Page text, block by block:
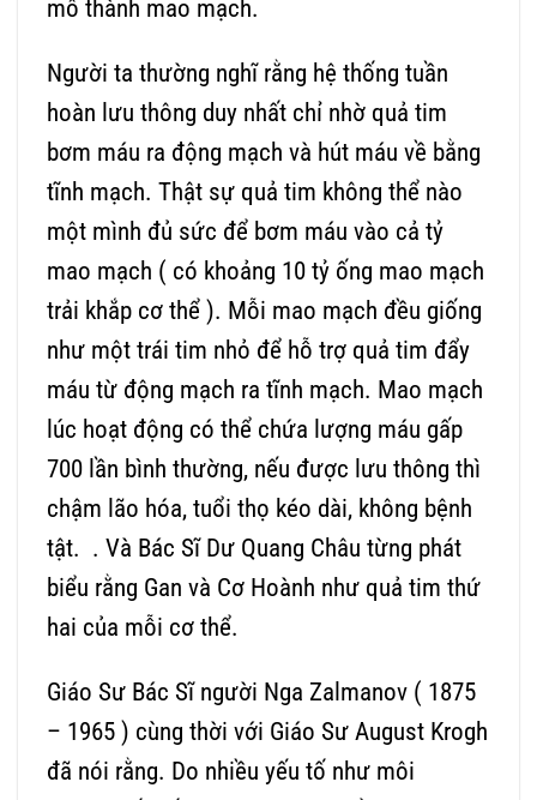
mô thành mao mạch.
Người ta thường nghĩ rằng hệ thống tuần
hoàn lưu thông duy nhất chỉ nhờ quả tim
bơm máu ra động mạch và hút máu về bằng
tĩnh mạch. Thật sự quả tim không thể nào
một mình đủ sức để bơm máu vào cả tỷ
mao mạch ( có khoảng 10 tỷ ống mao mạch
trải khắp cơ thể ). Mỗi mao mạch đều giống
như một trái tim nhỏ để hỗ trợ quả tim đẩy
máu từ động mạch ra tĩnh mạch. Mao mạch
lúc hoạt động có thể chứa lượng máu gấp
700 lần bình thường, nếu được lưu thông thì
chậm lão hóa, tuổi thọ kéo dài, không bệnh
tật. . Và Bác Sĩ Dư Quang Châu từng phát
biểu rằng Gan và Cơ Hoành như quả tim thứ
hai của mỗi cơ thể.
Giáo Sư Bác Sĩ người Nga Zalmanov ( 1875
– 1965 ) cùng thời với Giáo Sư August Krogh
đã nói rằng. Do nhiều yếu tố như môi